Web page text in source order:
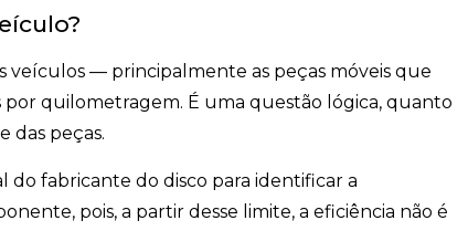
veículos — principalmente as peças móveis que
por quilometragem. É uma questão lógica, quanto
das peças.
fabricante do disco para identificar a
pois, a partir desse limite, a eficiência não é